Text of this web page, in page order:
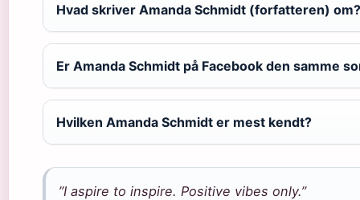
Hvad skriver Amanda Schmidt (forfatteren) om?
Er Amanda Schmidt på Facebook den samme
Hvilken Amanda Schmidt er mest kendt?
”I aspire to inspire. Positive vibes only.”